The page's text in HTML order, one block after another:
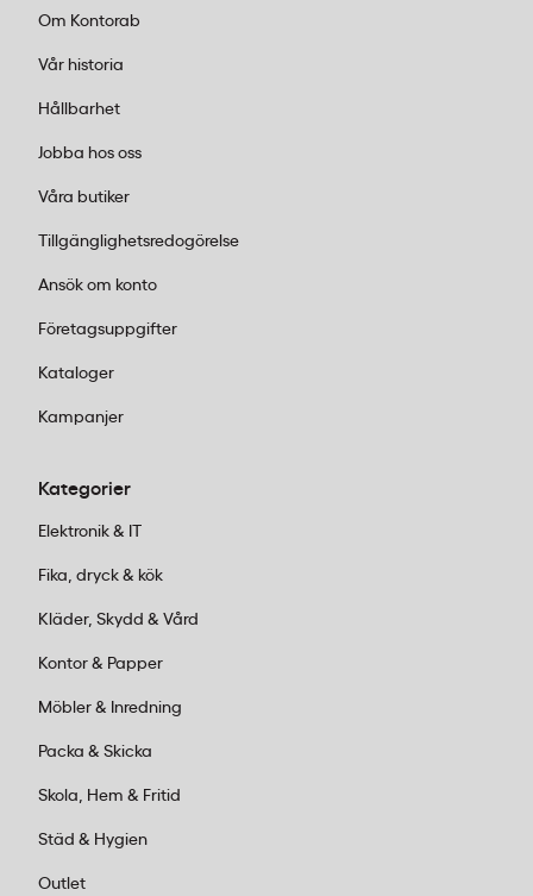
Om Kontorab
Vår historia
Hållbarhet
Jobba hos oss
Våra butiker
Tillgänglighetsredogörelse
Ansök om konto
Företagsuppgifter
Kataloger
Kampanjer
Kategorier
Elektronik & IT
Fika, dryck & kök
Kläder, Skydd & Vård
Kontor & Papper
Möbler & Inredning
Packa & Skicka
Skola, Hem & Fritid
Städ & Hygien
Outlet